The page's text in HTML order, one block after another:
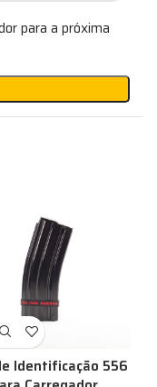
para a próxima
Identificação 556